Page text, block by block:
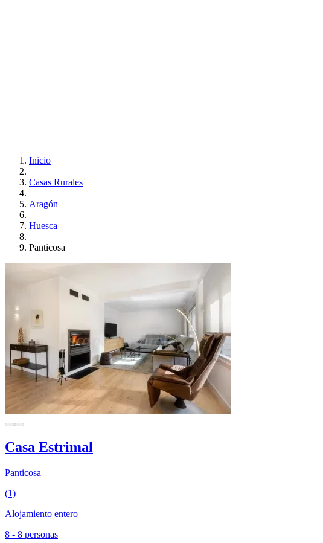
Inicio
Casas Rurales
Aragón
Huesca
Panticosa
Casa Estrimal
Panticosa
(1)
Alojamiento entero
8 - 8 personas